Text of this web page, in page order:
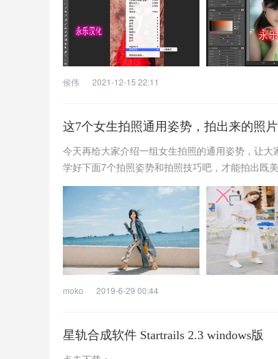
侯伟 2021-12-15 22:11
这7个女生拍照通用姿势，拍出来的照片
今天再给大家介绍一组女生拍照的通用姿势，让
学好下面7个拍照姿势和拍照技巧吧，才能拍出既
moko 2019-6-29 00:44
星轨合成软件 Startrails 2.3 windows版